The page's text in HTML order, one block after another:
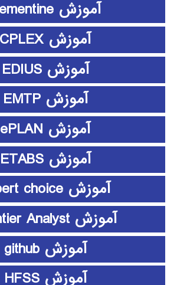
آموزش clementine
آموزش CPLEX
آموزش EDIUS
آموزش EMTP
آموزش ePLAN
آموزش ETABS
آموزش expert choice
آموزش Frontier Analyst
آموزش github
آموزش HFSS